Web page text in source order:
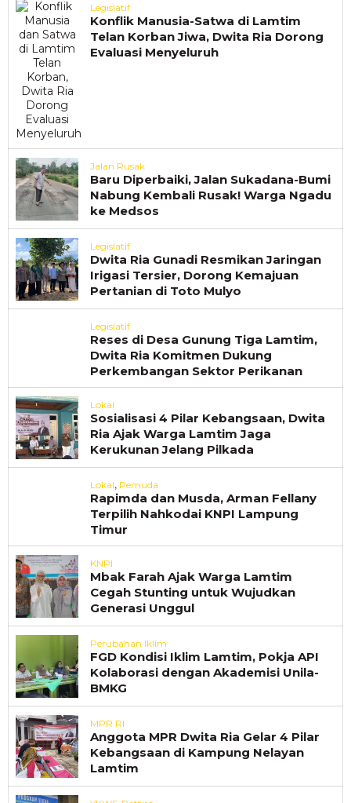
Legislatif
Konflik Manusia-Satwa di Lamtim
Telan Korban Jiwa, Dwita Ria Dorong
Evaluasi Menyeluruh
Jalan Rusak
Baru Diperbaiki, Jalan Sukadana-Bumi
Nabung Kembali Rusak! Warga Ngadu
ke Medsos
Legislatif
Dwita Ria Gunadi Resmikan Jaringan
Irigasi Tersier, Dorong Kemajuan
Pertanian di Toto Mulyo
Legislatif
Reses di Desa Gunung Tiga Lamtim,
Dwita Ria Komitmen Dukung
Perkembangan Sektor Perikanan
Lokal
Sosialisasi 4 Pilar Kebangsaan, Dwita
Ria Ajak Warga Lamtim Jaga
Kerukunan Jelang Pilkada
Lokal, Pemuda
Rapimda dan Musda, Arman Fellany
Terpilih Nahkodai KNPI Lampung
Timur
KNPI
Mbak Farah Ajak Warga Lamtim
Cegah Stunting untuk Wujudkan
Generasi Unggul
Perubahan Iklim
FGD Kondisi Iklim Lamtim, Pokja API
Kolaborasi dengan Akademisi Unila-
BMKG
MPR RI
Anggota MPR Dwita Ria Gelar 4 Pilar
Kebangsaan di Kampung Nelayan
Lamtim